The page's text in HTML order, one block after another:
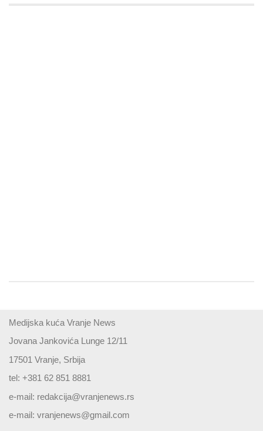
Medijska kuća Vranje News
Jovana Jankovića Lunge 12/11
17501 Vranje, Srbija
tel: +381 62 851 8881
e-mail: redakcija@vranjenews.rs
e-mail: vranjenews@gmail.com